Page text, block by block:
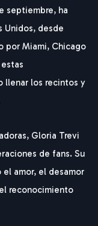
septiembre, ha
Unidos, desde
por Miami, Chicago
llenar los recintos y
Gloria Trevi
de fans. Su
el amor, el desamor
reconocimiento